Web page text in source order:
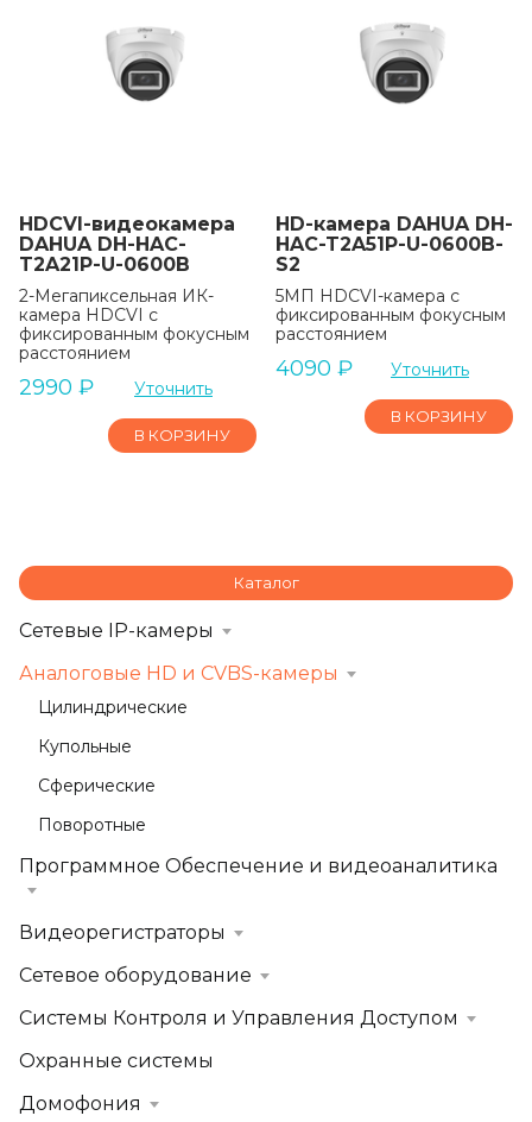
HDCVI-видеокамера
DAHUA DH-HAC-
T2A21P-U-0600B
2-Мегапиксельная ИК-
камера HDCVI с
фиксированным фокусным
расстоянием
2990 ₽ Уточнить
В КОРЗИНУ
HD-камера DAHUA DH-
HAC-T2A51P-U-0600B-
S2
5МП HDCVI-камера с
фиксированным фокусным
расстоянием
4090 ₽ Уточнить
В КОРЗИНУ
Каталог
Сетевые IP-камеры
Аналоговые HD и CVBS-камеры
Цилиндрические
Купольные
Сферические
Поворотные
Программное Обеспечение и видеоаналитика
Видеорегистраторы
Сетевое оборудование
Системы Контроля и Управления Доступом
Охранные системы
Домофония